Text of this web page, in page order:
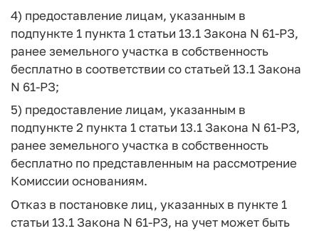
4) предоставление лицам, указанным в
подпункте 1 пункта 1 статьи 13.1 Закона N 61-РЗ,
ранее земельного участка в собственность
бесплатно в соответствии со статьей 13.1 Закона
N 61-РЗ;
5) предоставление лицам, указанным в
подпункте 2 пункта 1 статьи 13.1 Закона N 61-РЗ,
ранее земельного участка в собственность
бесплатно по представленным на рассмотрение
Комиссии основаниям.
Отказ в постановке лиц, указанных в пункте 1
статьи 13.1 Закона N 61-РЗ, на учет может быть